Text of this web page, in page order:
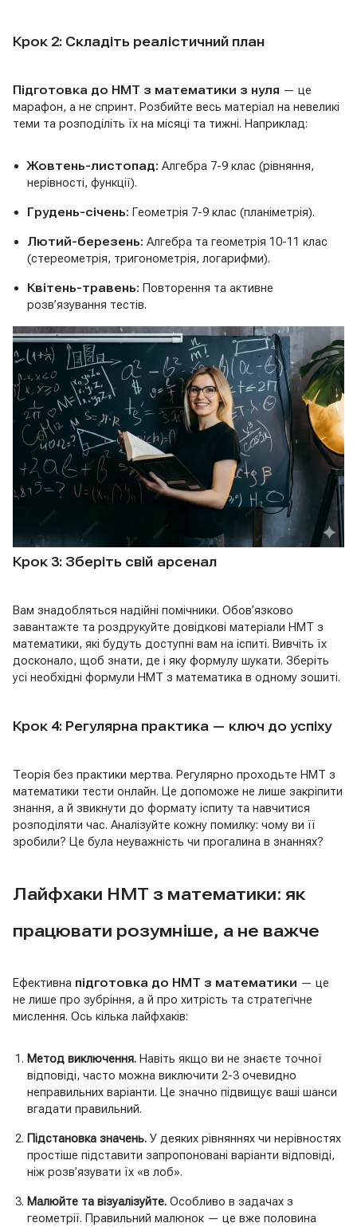
Крок 2: Складіть реалістичний план
Підготовка до НМТ з математики з нуля — це
марафон, а не спринт. Розбийте весь матеріал на невеликі
теми та розподіліть їх на місяці та тижні. Наприклад:
Жовтень-листопад: Алгебра 7-9 клас (рівняння,
нерівності, функції).
Грудень-січень: Геометрія 7-9 клас (планіметрія).
Лютий-березень: Алгебра та геометрія 10-11 клас
(стереометрія, тригонометрія, логарифми).
Квітень-травень: Повторення та активне
розв’язування тестів.
Крок 3: Зберіть свій арсенал
Вам знадобляться надійні помічники. Обов’язково
завантажте та роздрукуйте довідкові матеріали НМТ з
математики, які будуть доступні вам на іспиті. Вивчіть їх
досконало, щоб знати, де і яку формулу шукати. Зберіть
усі необхідні формули НМТ з математика в одному зошиті.
Крок 4: Регулярна практика — ключ до успіху
Теорія без практики мертва. Регулярно проходьте НМТ з
математики тести онлайн. Це допоможе не лише закріпити
знання, а й звикнути до формату іспиту та навчитися
розподіляти час. Аналізуйте кожну помилку: чому ви її
зробили? Це була неуважність чи прогалина в знаннях?
Лайфхаки НМТ з математики: як
працювати розумніше, а не важче
Ефективна підготовка до НМТ з математики — це
не лише про зубріння, а й про хитрість та стратегічне
мислення. Ось кілька лайфхаків:
Метод виключення.Навіть якщо ви не знаєте точної
відповіді, часто можна виключити 2-3 очевидно
неправильних варіанти. Це значно підвищує ваші шанси
вгадати правильний.
Підстановка значень.У деяких рівняннях чи нерівностях
простіше підставити запропоновані варіанти відповіді,
ніж розв’язувати їх «в лоб».
Малюйте та візуалізуйте.Особливо в задачах з
геометрії. Правильний малюнок — це вже половина